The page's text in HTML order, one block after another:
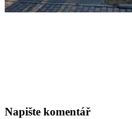
Napište komentář